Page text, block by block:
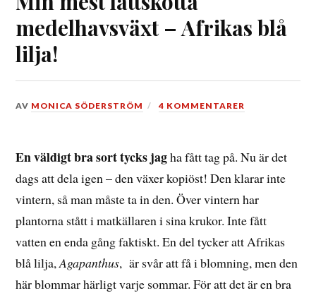
medelhavsväxt – Afrikas blå
lilja!
DEN
2018
AV MONICA SÖDERSTRÖM 4 KOMMENTARER
En väldigt bra sort tycks jagha fått tag på. Nu är det
dags att dela igen – den växer kopiöst! Den klarar inte
vintern, så man måste ta in den. Över vintern har
plantorna stått i matkällaren i sina krukor. Inte fått
vatten en enda gång faktiskt. En del tycker att Afrikas
blå lilja,Agapanthus, är svår att få i blomning, men den
här blommar härligt varje sommar. För att det är en bra